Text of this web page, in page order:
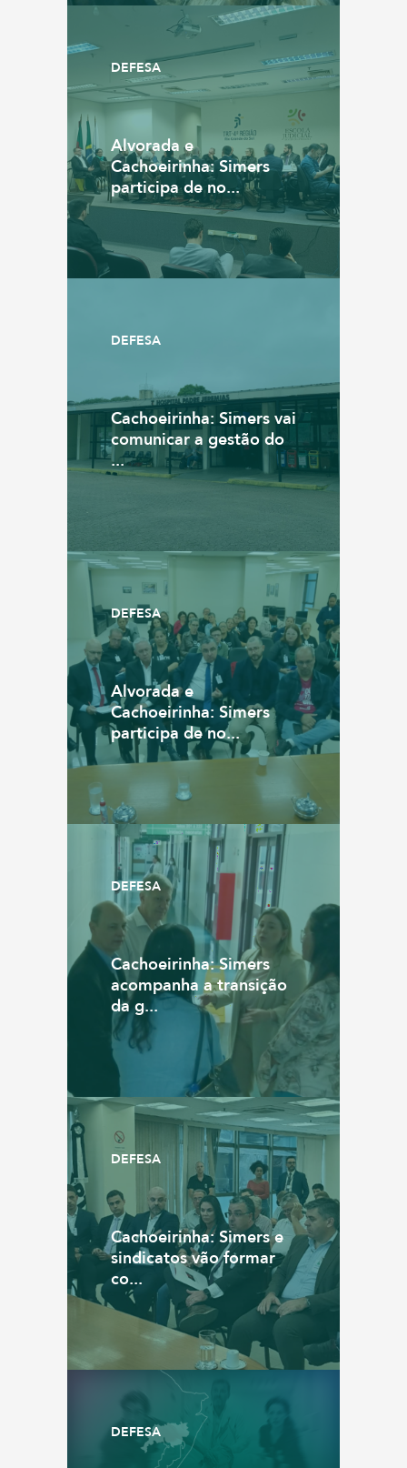
DEFESA
Alvorada e
Cachoeirinha: Simers
participa de no...
DEFESA
Cachoeirinha: Simers vai
comunicar a gestão do
...
DEFESA
Alvorada e
Cachoeirinha: Simers
participa de no...
DEFESA
Cachoeirinha: Simers
acompanha a transição
da g...
DEFESA
Cachoeirinha: Simers e
sindicatos vão formar
co...
DEFESA